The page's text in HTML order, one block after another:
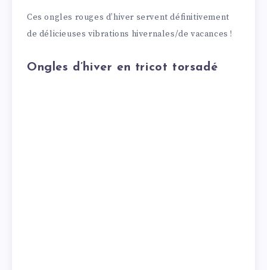
Ces ongles rouges d’hiver servent définitivement
de délicieuses vibrations hivernales/de vacances !
Ongles d’hiver en tricot torsadé